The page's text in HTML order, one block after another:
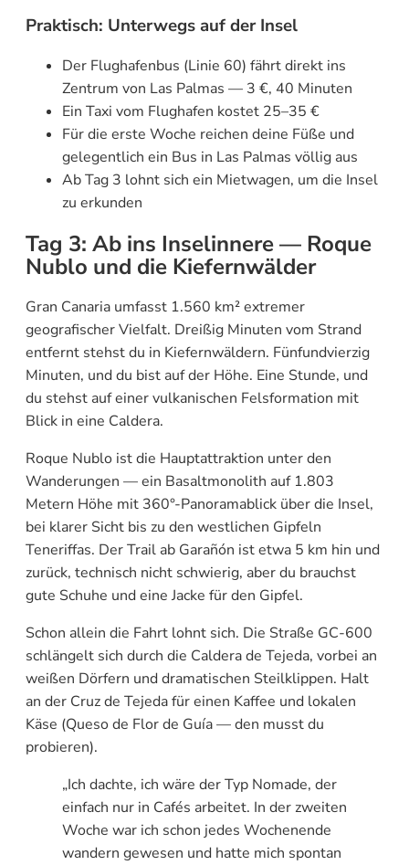
Praktisch: Unterwegs auf der Insel
Der Flughafenbus (Linie 60) fährt direkt ins
Zentrum von Las Palmas — 3 €, 40 Minuten
Ein Taxi vom Flughafen kostet 25–35 €
Für die erste Woche reichen deine Füße und
gelegentlich ein Bus in Las Palmas völlig aus
Ab Tag 3 lohnt sich ein Mietwagen, um die Insel
zu erkunden
Tag 3: Ab ins Inselinnere — Roque
Nublo und die Kiefernwälder
Gran Canaria umfasst 1.560 km² extremer
geografischer Vielfalt. Dreißig Minuten vom Strand
entfernt stehst du in Kiefernwäldern. Fünfundvierzig
Minuten, und du bist auf der Höhe. Eine Stunde, und
du stehst auf einer vulkanischen Felsformation mit
Blick in eine Caldera.
Roque Nublo ist die Hauptattraktion unter den
Wanderungen — ein Basaltmonolith auf 1.803
Metern Höhe mit 360°-Panoramablick über die Insel,
bei klarer Sicht bis zu den westlichen Gipfeln
Teneriffas. Der Trail ab Garañón ist etwa 5 km hin und
zurück, technisch nicht schwierig, aber du brauchst
gute Schuhe und eine Jacke für den Gipfel.
Schon allein die Fahrt lohnt sich. Die Straße GC-600
schlängelt sich durch die Caldera de Tejeda, vorbei an
weißen Dörfern und dramatischen Steilklippen. Halt
an der Cruz de Tejeda für einen Kaffee und lokalen
Käse (Queso de Flor de Guía — den musst du
probieren).
„Ich dachte, ich wäre der Typ Nomade, der
einfach nur in Cafés arbeitet. In der zweiten
Woche war ich schon jedes Wochenende
wandern gewesen und hatte mich spontan